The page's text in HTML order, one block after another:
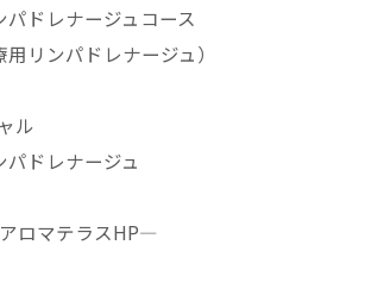
パドレナージュコース
用リンパドレナージュ）
ル
ドレナージュ
ロマテラスHP—